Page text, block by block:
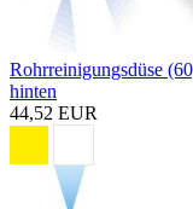
Rohrreinigungsdüse
hinten
44,52 EUR